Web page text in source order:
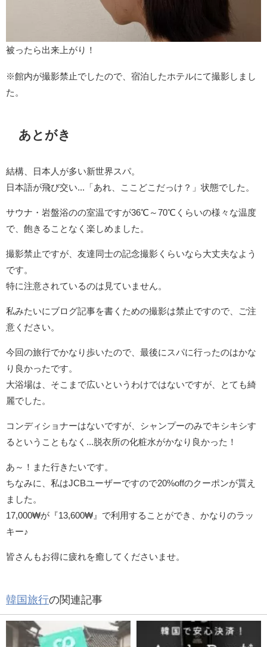
被ったら出来上がり！
※館内が撮影禁止でしたので、宿泊したホテルにて撮影しまし
た。
あとがき
結構、日本人が多い新世界スパ。
日本語が飛び交い...「あれ、ここどこだっけ？」状態でした。
サウナ・岩盤浴のの室温ですが36℃～70℃くらいの様々な温度
で、飽きることなく楽しめました。
撮影禁止ですが、友達同士の記念撮影くらいなら大丈夫なよう
です。
特に注意されているのは見ていません。
私みたいにブログ記事を書くための撮影は禁止ですので、ご注
意ください。
今回の旅行でかなり歩いたので、最後にスパに行ったのはかな
り良かったです。
大浴場は、そこまで広いというわけではないですが、とても綺
麗でした。
コンディショナーはないですが、シャンプーのみでキシキシす
るということもなく...脱衣所の化粧水がかなり良かった！
あ～！また行きたいです。
ちなみに、私はJCBユーザーですので20%offのクーポンが貰え
ました。
17,000₩が『13,600₩』で利用することができ、かなりのラッ
キー♪
皆さんもお得に疲れを癒してくださいませ。
韓国旅行の関連記事